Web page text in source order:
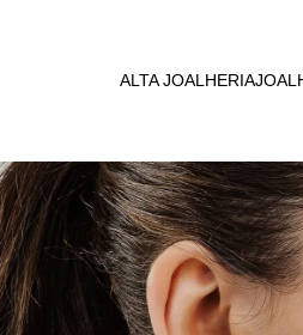
ALTA JOALHERIA
BLOOMING
DU JOUR
HERITAGE
PANERAI
VICTORINOX